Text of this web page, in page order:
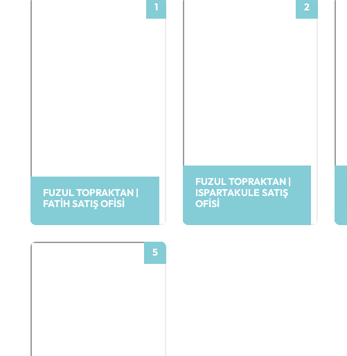
1
FUZUL TOPRAKTAN |
FATIH SATIŞ OFISI
2
FUZUL TOPRAKTAN |
ISPARTAKULE SATIŞ
OFISI
5